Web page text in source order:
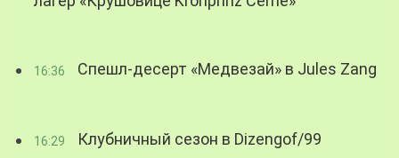
16:36 Спешл-десерт «Медвезай» в Jules Zang
16:29 Клубничный сезон в Dizengof/99